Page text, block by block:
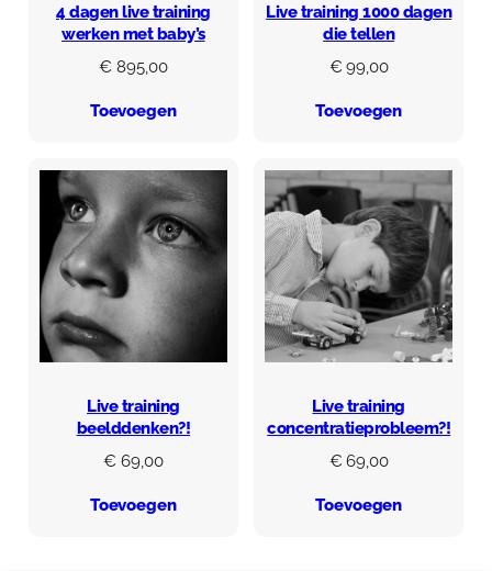
4 dagen live training
werken met baby’s
€ 895,00
Toevoegen
Live training 1000 dagen
die tellen
€ 99,00
Toevoegen
Live training
beelddenken?!
€ 69,00
Toevoegen
Live training
concentratieprobleem?!
€ 69,00
Toevoegen